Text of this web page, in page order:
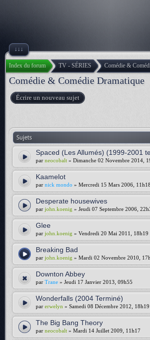
↓↓↓
Index du forum TV - SÉRIES Comédie &
Comédie & Comédie Dramatique
Écrire un nouveau sujet
Sujets
Spaced (Les Allumés) (1999-2001
par neocobalt » Dimanche 02 Novembre 2014,
Kaamelot
par nick mondo » Mercredi 15 Mars 2006, 11h18
Desperate housewives
par john.koenig » Jeudi 07 Septembre 2006,
Glee
par john.koenig » Vendredi 20 Mai 2011, 18h19
Breaking Bad
par john.koenig » Mardi 02 Novembre 2010,
Downton Abbey
par Trane » Jeudi 17 Janvier 2013, 09h55
Wonderfalls (2004 Terminé)
par erwelyn » Samedi 08 Décembre 2012, 18h19
The Big Bang Theory
par neocobalt » Mardi 14 Juillet 2009, 11h17